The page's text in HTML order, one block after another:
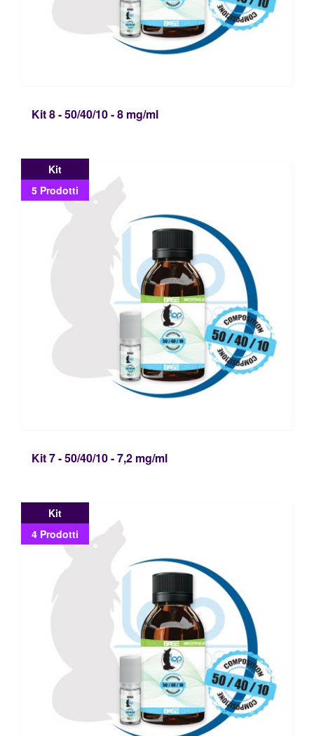
Kit 8 - 50/40/10 - 8 mg/ml
Kit
5 Prodotti
Kit 7 - 50/40/10 - 7,2 mg/ml
Kit
4 Prodotti